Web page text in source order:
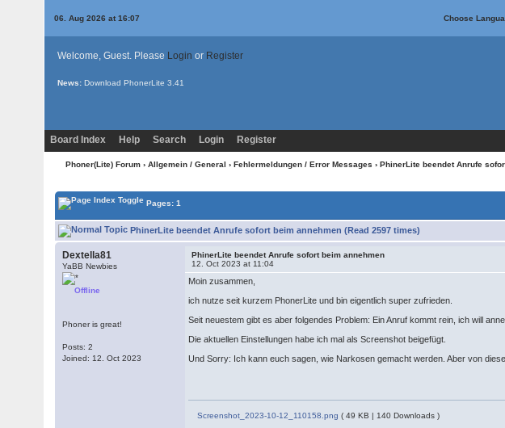
06. Aug 2026 at 16:07 Choose
Welcome, Guest. Please Login or Register
News: Download PhonerLite 3.41
Board Index Help Search Login Register
Phoner(Lite) Forum › Allgemein / General › Fehlermeldungen / Error Messages › PhinerLite beendet Anrufe
Pages: 1
PhinerLite beendet Anrufe sofort beim annehmen (Read 2597 times)
Dextella81
YaBB Newbies
Offline
Phoner is great!
Posts: 2
Joined: 12. Oct 2023
PhinerLite beendet Anrufe sofort beim annehmen
12. Oct 2023 at 11:04
Moin zusammen,
ich nutze seit kurzem PhonerLite und bin eigentlich super zufrieden.
Seit neuestem gibt es aber folgendes Problem: Ein Anruf kommt rein, ich will
Die aktuellen Einstellungen habe ich mal als Screenshot beigefügt.
Und Sorry: Ich kann euch sagen, wie Narkosen gemacht werden. Aber von
Screenshot_2023-10-12_110158.png ( 49 KB | 140 Downloads )